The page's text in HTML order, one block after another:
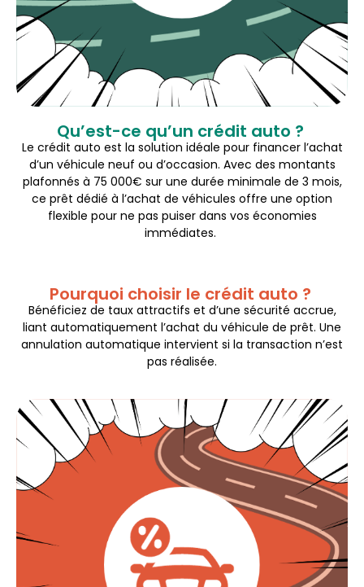
Qu’est-ce qu’un crédit auto ?
Le crédit auto est la solution idéale pour financer l’achat
d’un véhicule neuf ou d’occasion. Avec des montants
plafonnés à 75 000€ sur une durée minimale de 3 mois,
ce prêt dédié à l’achat de véhicules offre une option
flexible pour ne pas puiser dans vos économies
immédiates.
Pourquoi choisir le crédit auto ?
Bénéficiez de taux attractifs et d’une sécurité accrue,
liant automatiquement l’achat du véhicule de prêt. Une
annulation automatique intervient si la transaction n’est
pas réalisée.